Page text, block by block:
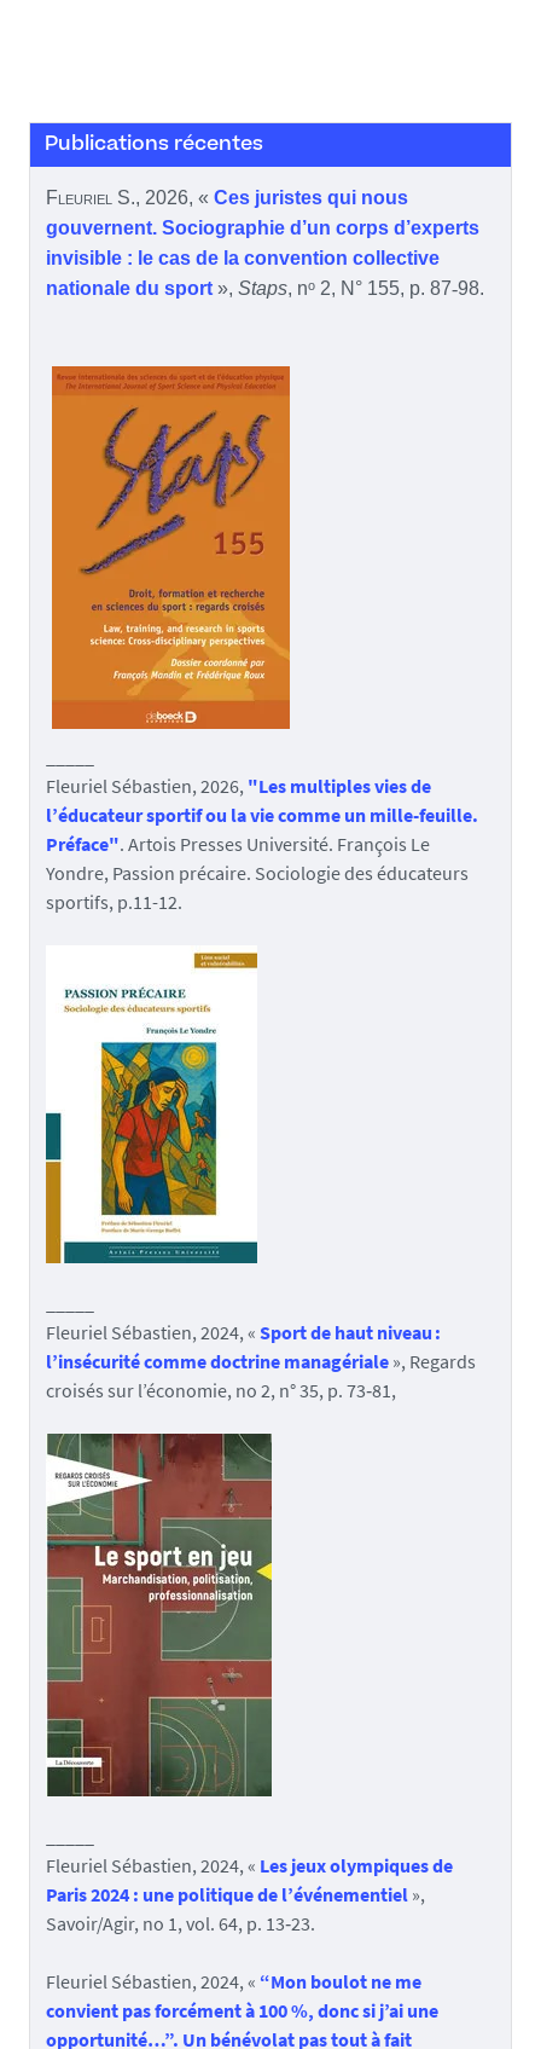
Publications récentes
Fleuriel S., 2026, « Ces juristes qui nous
gouvernent. Sociographie d’un corps d’experts
invisible : le cas de la convention collective
nationale du sport », Staps, nᵒ 2, N° 155, p. 87‑98.
Fleuriel Sébastien, 2026, "Les multiples vies de
l’éducateur sportif ou la vie comme un mille-feuille.
Préface". Artois Presses Université. François Le
Yondre, Passion précaire. Sociologie des éducateurs
sportifs, p.11-12.
Fleuriel Sébastien, 2024, « Sport de haut niveau :
l’insécurité comme doctrine managériale », Regards
croisés sur l’économie, no 2, n° 35, p. 73‑81,
Fleuriel Sébastien, 2024, « Les jeux olympiques de
Paris 2024 : une politique de l’événementiel »,
Savoir/Agir, no 1, vol. 64, p. 13‑23.
Fleuriel Sébastien, 2024, « “Mon boulot ne me
convient pas forcément à 100 %, donc si j’ai une
opportunité…”. Un bénévolat pas tout à fait